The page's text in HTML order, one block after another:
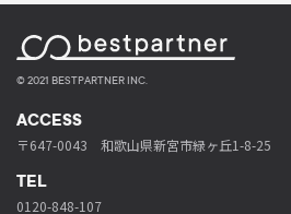
© 2021 BESTPARTNER INC.
ACCESS
〒647-0043 和歌山県新宮市緑ヶ丘1-8-25
TEL
0120-848-107